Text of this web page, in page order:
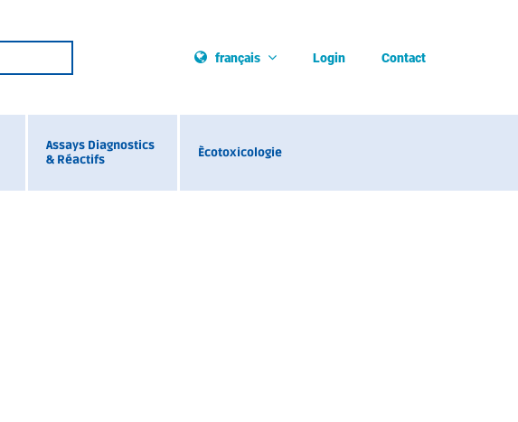
français Login Contact
Assays Diagnostics
& Réactifs
Ècotoxicologie